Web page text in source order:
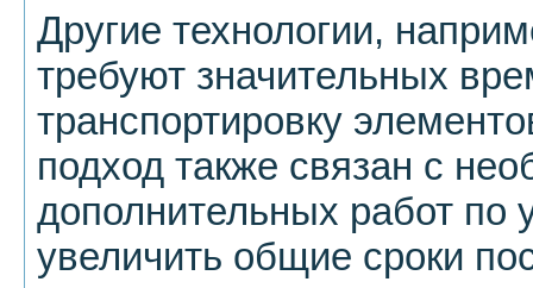
Другие технологии,
требуют значительных
транспортировку
подход также связан с
дополнительных работ по
увеличить общие сроки